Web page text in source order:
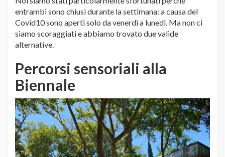
entrambi sono chiusi durante la settimana: a causa del
Covid10 sono aperti solo da venerdì a lunedì. Ma non ci
siamo scoraggiati e abbiamo trovato due valide
alternative.
Percorsi sensoriali alla
Biennale